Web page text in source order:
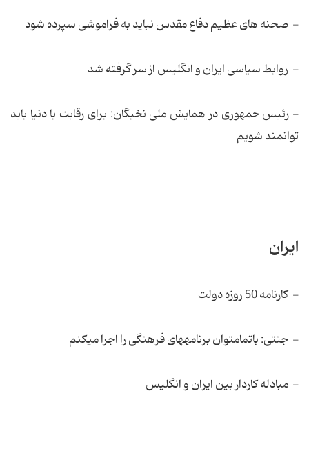
- صحنه های عظیم دفاع مقدس نباید به فراموشی سپرده شود
- روابط سیاسی ایران و انگلیس از سر گرفته شد
- رئیس جمهوری در همایش ملی نخبگان: برای رقابت با دنیا باید
توانمند شویم
ایران
- کارنامه 50 روزه دولت
- جنتی: باتمام‏توان برنامه‏های فرهنگی را اجرا می‏کنم
- مبادله کاردار بین ایران و انگلیس